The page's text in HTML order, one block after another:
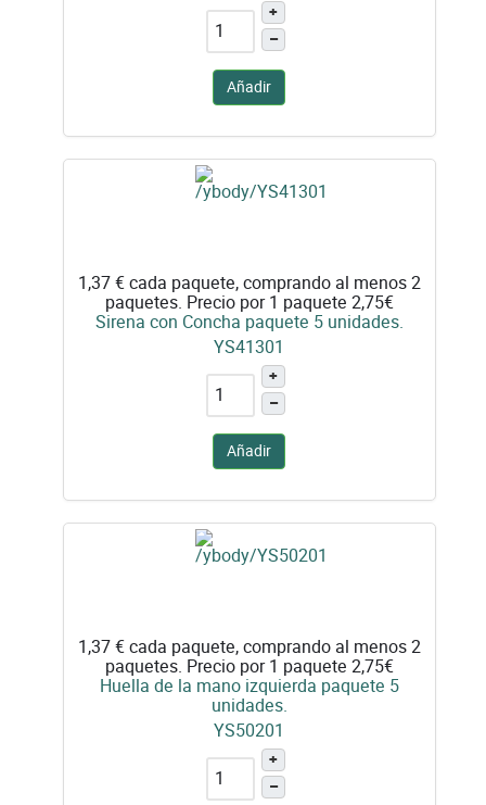
+
–
Añadir
1,37 €cada paquete, comprando al menos 2
paquetes. Precio por 1 paquete 2,75€
Sirena con Concha paquete 5 unidades.
YS41301
+
–
Añadir
1,37 €cada paquete, comprando al menos 2
paquetes. Precio por 1 paquete 2,75€
Huella de la mano izquierda paquete 5
unidades.
YS50201
+
–